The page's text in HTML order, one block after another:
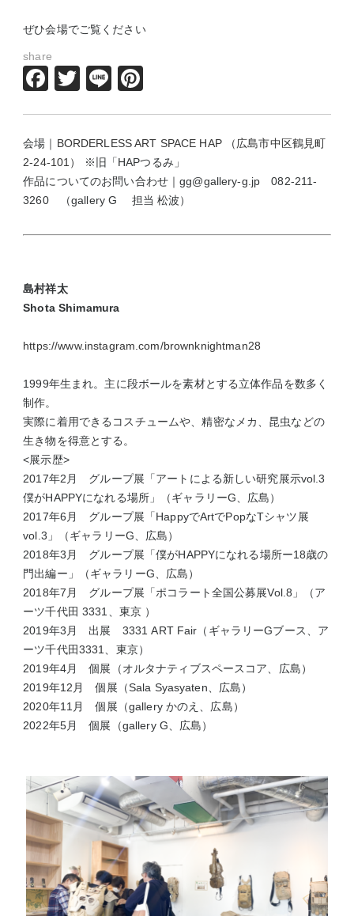
ぜひ会場でご覧ください
share
Facebook
Twitter
Line
会場｜ BORDERLESS ART SPACE HAP （広島市中区鶴見町
2-24-101）
※旧「HAPつるみ」
作品についてのお問い合わせ｜gg@gallery-g.jp 082-211-
3260 （gallery G 担当 松波）
島村祥太
Shota Shimamura
https://www.instagram.com/brownknightman28
1999年生まれ。主に段ボールを素材とする立体作品を数多く
制作。
実際に着用できるコスチュームや、精密なメカ、昆虫などの
生き物を得意とする。
<展示歴>
2017年2月 グループ展「アートによる新しい研究展示vol.3
僕がHAPPYになれる場所」（ギャラリーG、広島）
2017年6月 グループ展「HappyでArtでPopなTシャツ展
vol.3」（ギャラリーG、広島）
2018年3月 グループ展「僕がHAPPYになれる場所ー18歳の
門出編ー」（ギャラリーG、広島）
2018年7月 グループ展「ポコラート全国公募展Vol.8」（ア
ーツ千代田 3331、東京 ）
2019年3月 出展 3331 ART Fair（ギャラリーGブース、ア
ーツ千代田3331、東京）
2019年4月 個展（オルタナティブスペースコア、広島）
2019年12月 個展（Sala Syasyaten、広島）
2020年11月 個展（gallery かのえ、広島）
2022年5月 個展（gallery G、広島）